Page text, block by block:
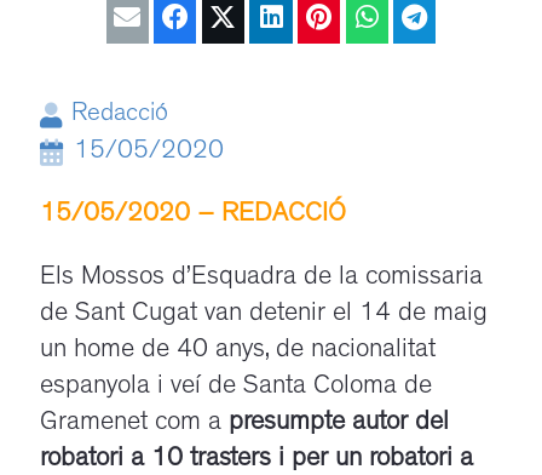
Redacció
15/05/2020
15/05/2020 – REDACCIÓ
Els Mossos d’Esquadra de la comissaria
de Sant Cugat van detenir el 14 de maig
un home de 40 anys, de nacionalitat
espanyola i veí de Santa Coloma de
Gramenet com a presumpte autor del
robatori a 10 trasters i per un robatori a